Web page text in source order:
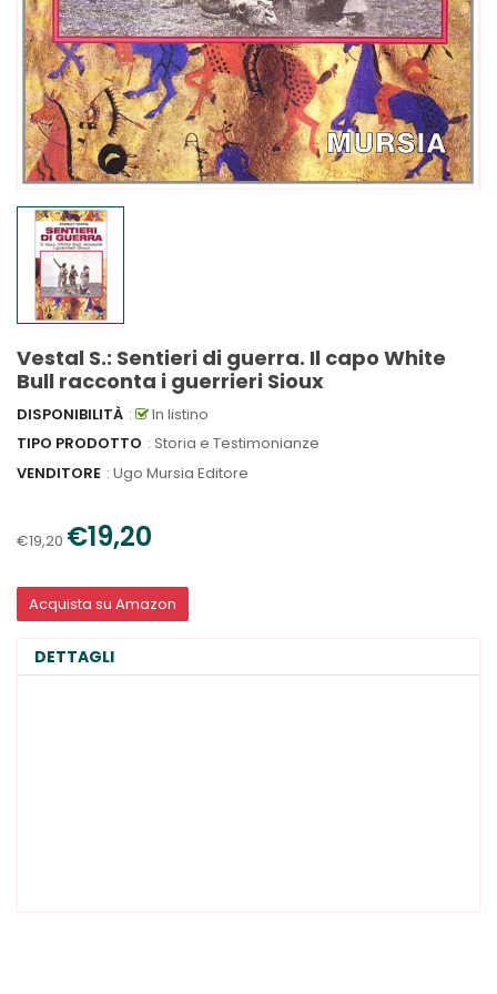
Vestal S.: Sentieri di guerra. Il capo White
Bull racconta i guerrieri Sioux
DISPONIBILITÀ :
In listino
TIPO PRODOTTO : Storia e Testimonianze
VENDITORE : Ugo Mursia Editore
€19,20 €19,20
Acquista su Amazon
DETTAGLI